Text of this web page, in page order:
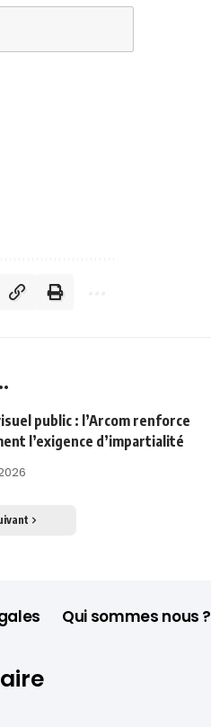
public : l’Arcom renforce
l’exigence d’impartialité
Qui sommes nous ?